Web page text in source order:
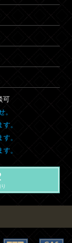
可
。
。
。
。